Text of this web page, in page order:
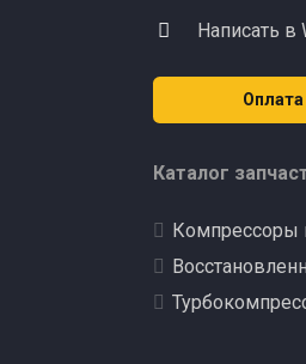
Написать в
Оплата
Каталог
Компрессоры